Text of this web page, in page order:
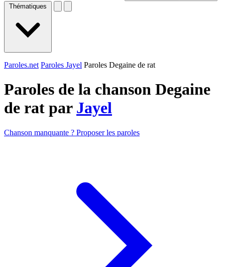
Thématiques
Paroles.net Paroles Jayel Paroles Degaine de rat
Paroles de la chanson Degaine
de rat par Jayel
Chanson manquante ? Proposer les paroles